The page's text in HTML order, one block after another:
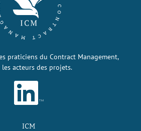
praticiens du Contract Management,
acteurs des projets.
ICM